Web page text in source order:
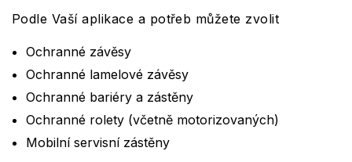
Podle Vaší aplikace a potřeb můžete zvolit
Ochranné závěsy
Ochranné lamelové závěsy
Ochranné bariéry a zástěny
Ochranné rolety (včetně motorizovaných)
Mobilní servisní zástěny